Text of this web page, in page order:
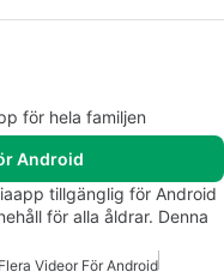
för hela familjen
Android
tillgänglig för Android
för alla åldrar. Denna
Flera Videor För Android